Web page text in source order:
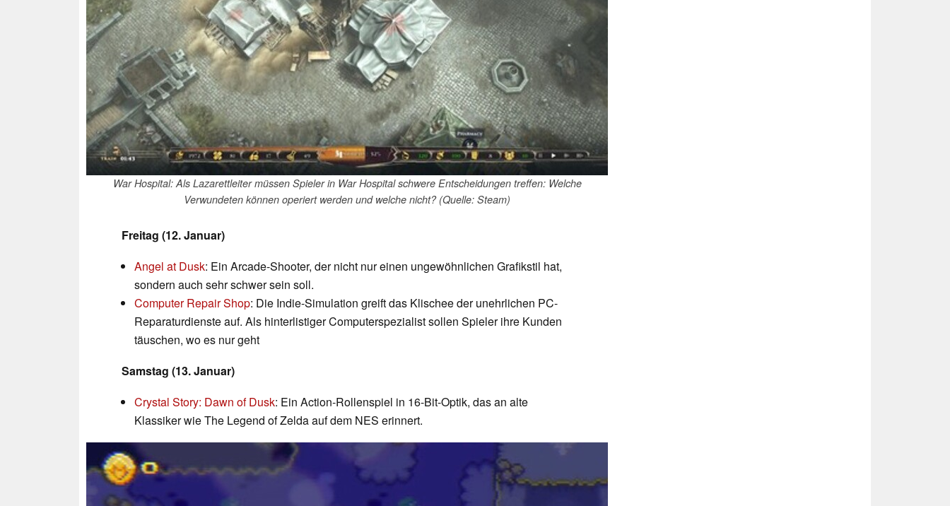
War Hospital: Als Lazarettleiter müssen Spieler in War Hospital schwere Entscheidungen treffen: Welche
Verwundeten können operiert werden und welche nicht? (Quelle: Steam)
Freitag (12. Januar)
Angel at Dusk: Ein Arcade-Shooter, der nicht nur einen ungewöhnlichen Grafikstil hat,
sondern auch sehr schwer sein soll.
Computer Repair Shop: Die Indie-Simulation greift das Klischee der unehrlichen PC-
Reparaturdienste auf. Als hinterlistiger Computerspezialist sollen Spieler ihre Kunden
täuschen, wo es nur geht
Samstag (13. Januar)
Crystal Story: Dawn of Dusk: Ein Action-Rollenspiel in 16-Bit-Optik, das an alte
Klassiker wie The Legend of Zelda auf dem NES erinnert.